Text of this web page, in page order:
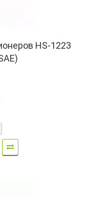
HS-1223